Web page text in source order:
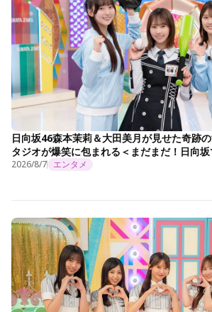
日向坂46森本茉莉＆大田美月が見せた奇跡
タジオが爆笑に包まれる＜まだまだ！日向
2026/8/7 エンタメ